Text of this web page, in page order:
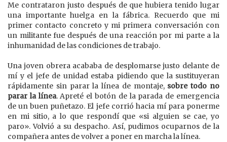
Me contrataron justo después de que hubiera tenido lugar
una importante huelga en la fábrica. Recuerdo que mi
primer contacto concreto y mi primera conversación con
un militante fue después de una reacción por mi parte a la
inhumanidad de las condiciones de trabajo.
Una joven obrera acababa de desplomarse justo delante de
mí y el jefe de unidad estaba pidiendo que la sustituyeran
rápidamente sin parar la línea de montaje, sobre todo no
parar la línea. Apreté el botón de la parada de emergencia
de un buen puñetazo. El jefe corrió hacia mí para ponerme
en mi sitio, a lo que respondí que «si alguien se cae, yo
paro». Volvió a su despacho. Así, pudimos ocuparnos de la
compañera antes de volver a poner en marcha la línea.